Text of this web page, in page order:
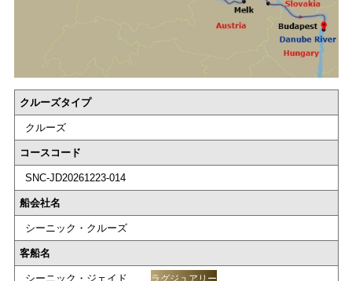
クルーズタイプ
クルーズ
コースコード
SNC-JD20261223-014
船会社名
シーニック・クルーズ
客船名
シーニック・ジェイド ラグジュアリー